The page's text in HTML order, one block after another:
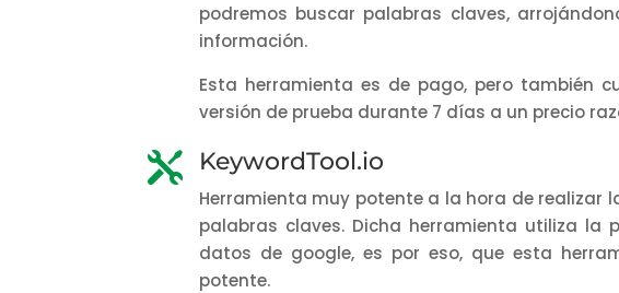
podremos buscar palabras claves,
información.
Esta herramienta es de pago, pero también
versión de prueba durante 7 días a un precio
 KeywordTool.io
Herramienta muy potente a la hora de realizar
palabras claves. Dicha herramienta utiliza la
datos de google, es por eso, que esta
potente.